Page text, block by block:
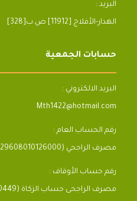
البريد :
[328]الهدار-الأفلاج [11912] ص.ب
حسابات الجمعية
البريد الالكتروني :
Mth1422@hotmail.com
رقم الحساب العام :
مصرف الراجحي (1429608010126000)
رقم حساب الأوقاف :
مصرف الراجحى حساب الزكاة (142608010300449)